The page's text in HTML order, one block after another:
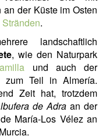
der Küste im Osten
.
landschaftlich
, wie den Naturpark
und auch der
zum Teil in Almería.
Zeit hat, trotzdem
de Adra an der
María-Los Vélez an